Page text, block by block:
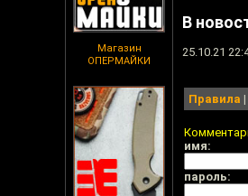
Магазин
ОПЕРМАЙКИ
В
25.10.21
Правила |
имя:
пароль: